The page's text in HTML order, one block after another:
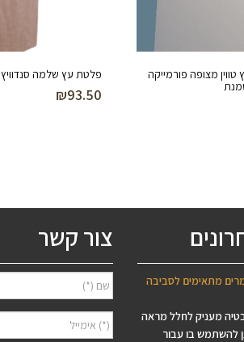
מצופה פורמייקה
פלטת עץ שלמה סנדוויץ
₪93.50
מתאימים לסביבה
מעניק לחלל מראה
להשתמש בו עבור
צור קשר